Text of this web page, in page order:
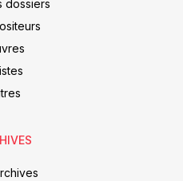
dossiers